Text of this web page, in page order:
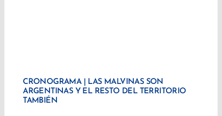
CRONOGRAMA | LAS MALVINAS SON
ARGENTINAS Y EL RESTO DEL TERRITORIO
TAMBIÉN